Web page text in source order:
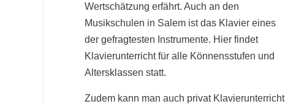
Wertschätzung erfährt. Auch an den
Musikschulen in Salem ist das Klavier eines
der gefragtesten Instrumente. Hier findet
Klavierunterricht für alle Könnensstufen und
Altersklassen statt.
Zudem kann man auch privat Klavierunterricht